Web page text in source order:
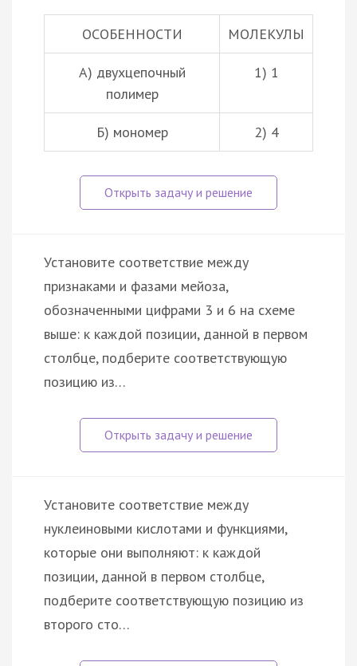
ОСОБЕННОСТИ МОЛЕКУЛЫ
А) двухцепочный
полимер
1) 1
Б) мономер 2) 4
Установите соответствие между
признаками и фазами мейоза,
обозначенными цифрами 3 и 6 на схеме
выше: к каждой позиции, данной в первом
столбце, подберите соответствующую
позицию из…
Установите соответствие между
нуклеиновыми кислотами и функциями,
которые они выполняют: к каждой
позиции, данной в первом столбце,
подберите соответствующую позицию из
второго сто…